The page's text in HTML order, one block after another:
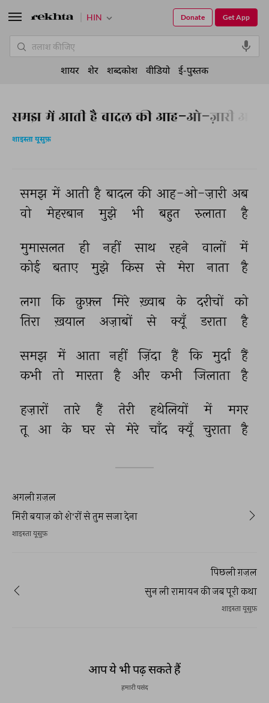
समझ में आती है बादल की आह-ओ-ज़ारी अब
शाइस्ता यूसुफ़
समझ में आती है बादल की आह-ओ-ज़ारी अब
वो
मेहरबान मुझे भी बहुत रुलाता है
मुमासलत ही नहीं साथ रहने वालों
में
कोई
बताए मुझे किस से मेरा नाता है
लगा कि क़ुफ़्ल मिरे ख़्वाब के दरीचों
को
तिरा
ख़याल अज़ाबों से क्यूँ डराता है
समझ में आता नहीं ज़िंदा हैं कि मुर्दा
हैं
कभी
तो मारता है और कभी जिलाता है
हज़ारों तारे हैं तेरी हथेलियों में
मगर
तू
आ के घर से मेरे चाँद क्यूँ चुराता है
अगली ग़ज़ल
मिरी बयाज़ को शे'रों से तुम सजा देना
शाइस्ता यूसुफ़
पिछली ग़ज़ल
सुन ली रामायन की जब पूरी कथा
शाइस्ता यूसुफ़
आप ये भी पढ़ सकते हैं
हमारी पसंद
HIN Get App
Donate
शायर शेर शब्दकोश वीडियो ई-पुस्तक